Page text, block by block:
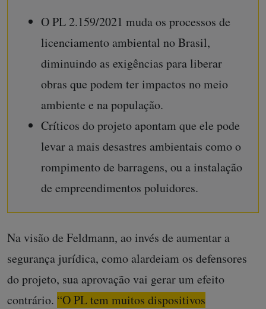
O PL 2.159/2021 muda os processos de
licenciamento ambiental no Brasil,
diminuindo as exigências para liberar
obras que podem ter impactos no meio
ambiente e na população.
Críticos do projeto apontam que ele pode
levar a mais desastres ambientais como o
rompimento de barragens, ou a instalação
de empreendimentos poluidores.
Na visão de Feldmann, ao invés de aumentar a
segurança jurídica, como alardeiam os defensores
do projeto, sua aprovação vai gerar um efeito
contrário. “O PL tem muitos dispositivos